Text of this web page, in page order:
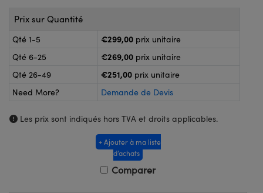
de Poche ou à Mesure Directe
: Caméras
Prix sur Quantité
Qté 1-5 €299,00 prix unitaire
Qté 6-25
€269,00 prix unitaire
Qté 26-49
€251,00 prix unitaire
Need More?
Demande de Devis
Les prix sont indiqués hors TVA et droits applicables.
+ Ajouter à ma liste
d’achats
Comparer